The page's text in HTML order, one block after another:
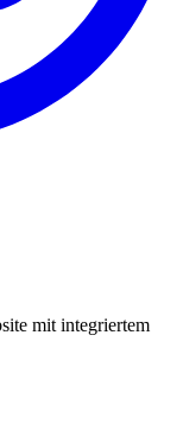
mit integriertem